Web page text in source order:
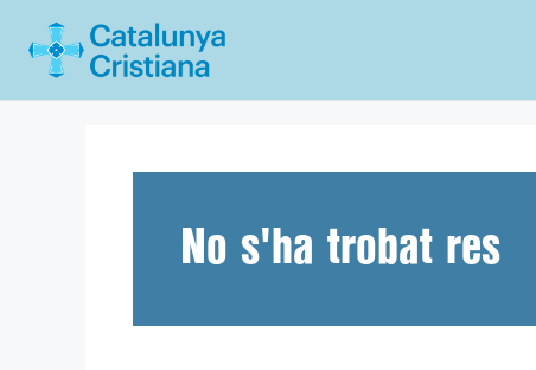
No s'ha trobat res